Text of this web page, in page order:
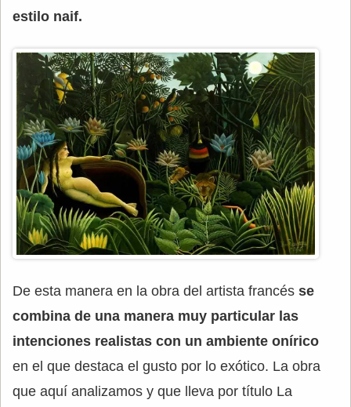
estilo naif.
De esta manera en la obra del artista francés se
combina de una manera muy particular las
intenciones realistas con un ambiente onírico
en el que destaca el gusto por lo exótico. La obra
que aquí analizamos y que lleva por título La